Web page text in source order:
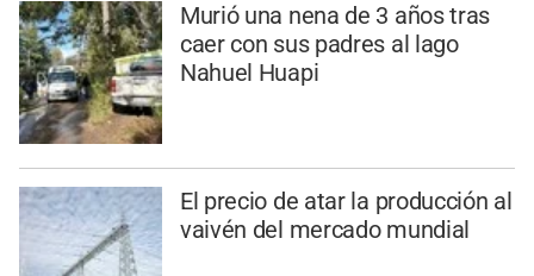
Murió una nena de 3 años tras
caer con sus padres al lago
Nahuel Huapi
El precio de atar la producción al
vaivén del mercado mundial